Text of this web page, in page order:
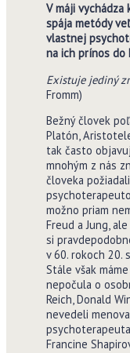
V máji vychádza
spája metódy
vlastnej
na ich prínos do
Existuje jediný
Fromm)
Bežný človek
Platón,
tak často
mnohým z nás
človeka
možno priam
Freud a Jung,
si
v 60. rokoch 20.
Stále však
nepočula o
Reich, Donald
nevedeli
Francine